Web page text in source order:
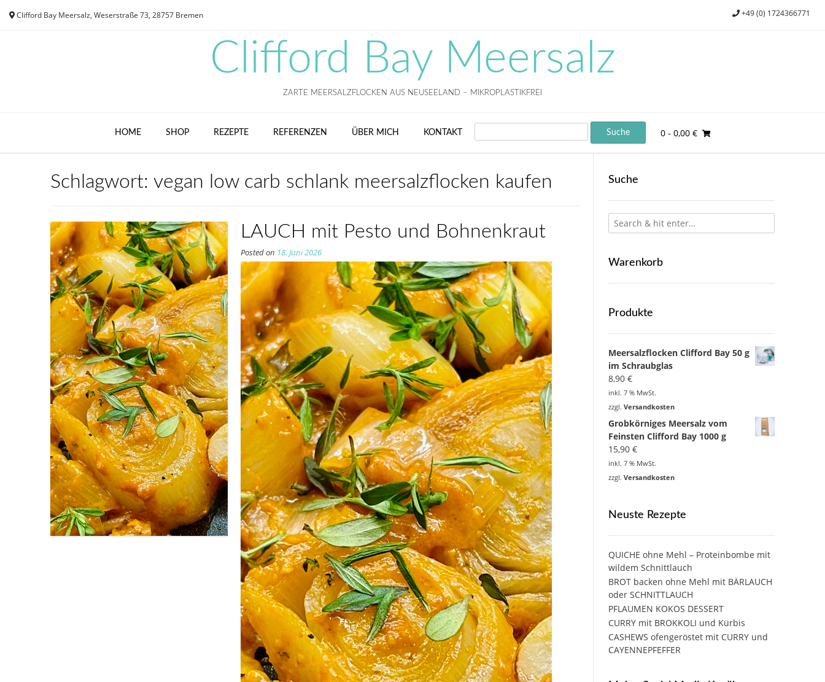
Clifford Bay Meersalz, Weserstraße 73, 28757 Bremen +49 (0) 1724366771
Clifford Bay Meersalz
ZARTE MEERSALZFLOCKEN AUS NEUSEELAND – MIKROPLASTIKFREI
HOME SHOP REZEPTE REFERENZEN ÜBER MICH KONTAKT SEARCH 0- 0,00 €
Schlagwort: vegan low carb schlank meersalzflocken kaufen
LAUCH mit Pesto und Bohnenkraut
Posted on 18. Juni 2026
Suche
Warenkorb
Produkte
Meersalzflocken Clifford Bay 50 g
im Schraubglas
8,90 €
inkl. 7 % MwSt.
zzgl. Versandkosten
Grobkörniges Meersalz vom
Feinsten Clifford Bay 1000 g
15,90 €
inkl. 7 % MwSt.
zzgl. Versandkosten
Neuste Rezepte
QUICHE ohne Mehl – Proteinbombe mit
wildem Schnittlauch
BROT backen ohne Mehl mit BÄRLAUCH
oder SCHNITTLAUCH
PFLAUMEN KOKOS DESSERT
CURRY mit BROKKOLI und Kürbis
CASHEWS ofengeröstet mit CURRY und
CAYENNEPFEFFER